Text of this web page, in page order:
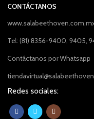
CONTÁCTANOS
Tel: (81) 8356-9400, 9405,
Contáctanos por Whatsapp
Redes sociales: